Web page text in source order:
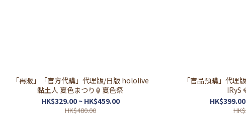
「再販」「官方代購」代理版/日版 hololive
黏土人 夏色まつり🏮夏色祭
HK$329.00 ~ HK$459.00
HK$480.00
「官品預購」代理
IRyS